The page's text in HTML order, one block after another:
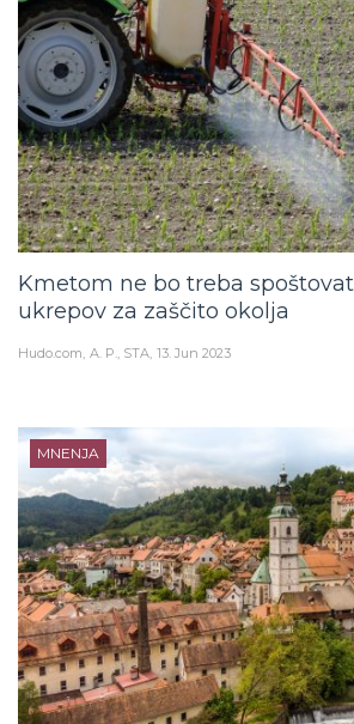
Kmetom ne bo treba
ukrepov za zaščito okolja
Hudo.com A. P., STA 13. Jun 2023
MNENJA